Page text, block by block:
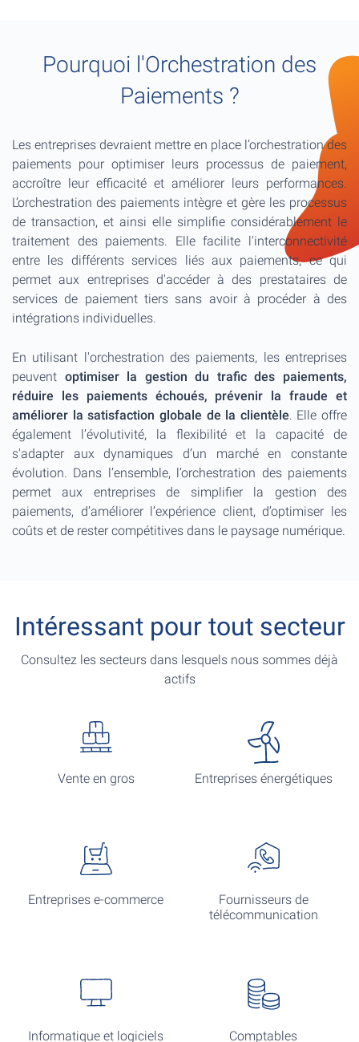
Pourquoi l'Orchestration des
Paiements ?
Les entreprises devraient mettre en place l’orchestration des
paiements pour optimiser leurs processus de paiement,
accroître leur efficacité et améliorer leurs performances.
L’orchestration des paiements intègre et gère les processus
de transaction, et ainsi elle simplifie considérablement le
traitement des paiements. Elle facilite l'interconnectivité
entre les différents services liés aux paiements, ce qui
permet aux entreprises d'accéder à des prestataires de
services de paiement tiers sans avoir à procéder à des
intégrations individuelles.
En utilisant l'orchestration des paiements, les entreprises
peuvent optimiser la gestion du trafic des paiements,
réduire les paiements échoués, prévenir la fraude et
améliorer la satisfaction globale de la clientèle. Elle offre
également l’évolutivité, la flexibilité et la capacité de
s'adapter aux dynamiques d’un marché en constante
évolution. Dans l’ensemble, l’orchestration des paiements
permet aux entreprises de simplifier la gestion des
paiements, d’améliorer l’expérience client, d’optimiser les
coûts et de rester compétitives dans le paysage numérique.
Intéressant pour tout secteur
Consultez les secteurs dans lesquels nous sommes déjà
actifs
Vente en gros Entreprises énergétiques
Entreprises e-commerce
Fournisseurs de
télécommunication
Informatique et logiciels Comptables